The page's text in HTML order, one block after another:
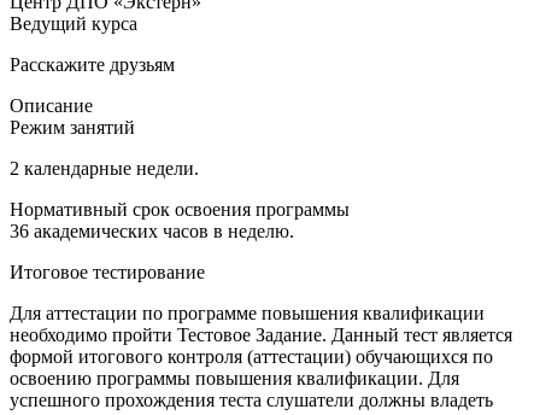
Ведущий курса
Расскажите друзьям
Описание
Режим занятий
2 календарные недели.
Нормативный срок освоения программы
36 академических часов в неделю.
Итоговое тестирование
Для аттестации по программе повышения квалификации
необходимо пройти Тестовое Задание. Данный тест является
формой итогового контроля (аттестации) обучающихся по
освоению программы повышения квалификации. Для
успешного прохождения теста слушатели должны владеть